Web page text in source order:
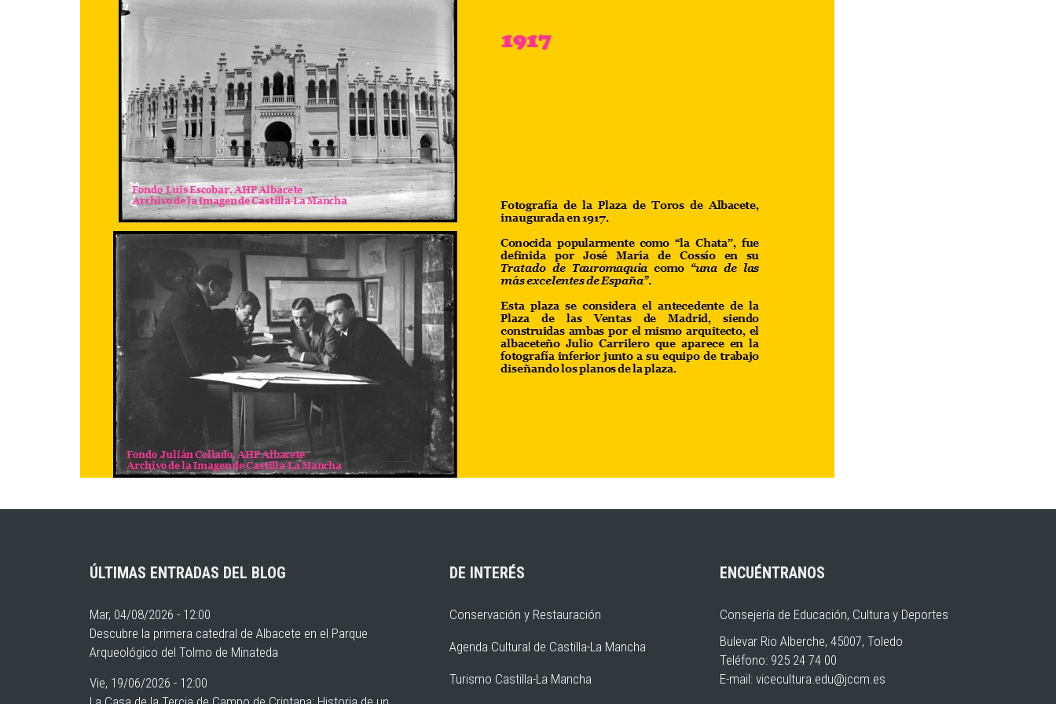
ÚLTIMAS ENTRADAS DEL BLOG
Mar, 04/08/2026 - 12:00
Descubre la primera catedral de Albacete en el Parque
Arqueológico del Tolmo de Minateda
Vie, 19/06/2026 - 12:00
DE INTERÉS
Conservación y Restauración
Agenda Cultural de Castilla-La Mancha
Turismo Castilla-La Mancha
ENCUÉNTRANOS
Consejería de Educación, Cultura y Deportes
Bulevar Rio Alberche, 45007, Toledo
Teléfono: 925 24 74 00
E-mail: vicecultura.edu@jccm.es